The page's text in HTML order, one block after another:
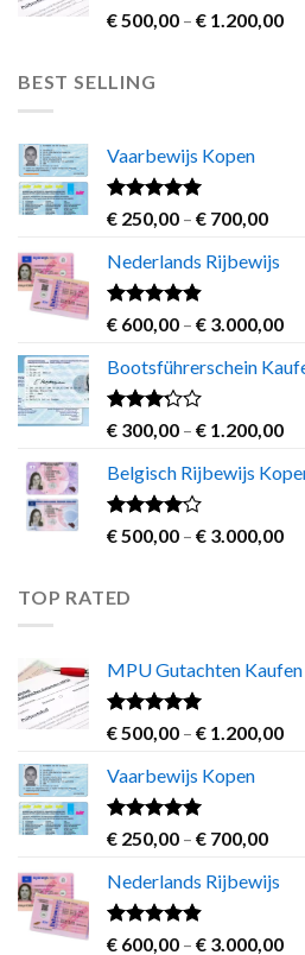
€
Rated5.00
out of 5
€500,00 – € 1.200,00
BEST SELLING
Vaarbewijs Kopen
Rated4.63
out of 5
€ 250,00 – € 700,00Price
€
€
Nederlands Rijbewijs
Rated4.60
out of 5
€ 600,00 – € 3.000,00
€
€
Bootsführerschein
Rated
out of
5
€ 300,00 – € 1.200,00
€
€
Belgisch Rijbewijs
Rated
out
€ 500,00 – € 3.000,00
TOP RATED
MPU Gutachten Kaufen
Rated5.00
out of 5
€500,00 – € 1.200,00
Vaarbewijs Kopen
Rated4.63
out of 5
€ 250,00 – € 700,00Price
€
€
Nederlands Rijbewijs
Rated4.60
€ 600,00 – € 3.000,00